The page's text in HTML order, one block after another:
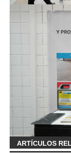
ARTÍCULOS